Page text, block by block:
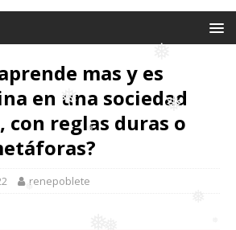
❅
❅
mas y es
en una sociedad
con reglas duras o
renepoblete